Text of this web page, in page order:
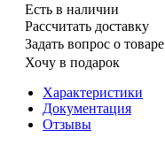
Есть в наличии
Рассчитать доставку
Задать вопрос о товаре
Хочу в подарок
Характеристики
Документация
Отзывы